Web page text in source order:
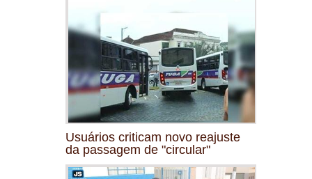
Usuários criticam novo reajuste
da passagem de "circular"